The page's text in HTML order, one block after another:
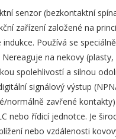
senzor (bezkontaktní
zařízení založené na
Používá se
na nekovy (plasty,
spolehlivostí a silnou
signálový výstup
normálně zavřené
nebo řídicí jednotce. Je
nebo vzdálenosti